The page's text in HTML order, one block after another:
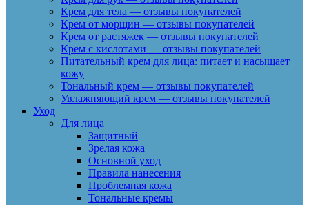
Крем для тела — отзывы покупателей
Крем от морщин — отзывы покупателей
Крем от растяжек — отзывы покупателей
Крем с кислотами — отзывы покупателей
Питательный крем для лица: питает и насыщает
кожу
Тональный крем — отзывы покупателей
Увлажняющий крем — отзывы покупателей
Уход
Для лица
Защитный
Зрелая кожа
Основной уход
Правила нанесения
Проблемная кожа
Тональные кремы